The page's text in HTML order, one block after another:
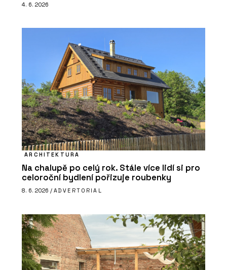
4. 6. 2026
ARCHITEKTURA
Na chalupě po celý rok. Stále více lidí si pro
celoroční bydlení pořizuje roubenky
8. 6. 2026 / ADVERTORIAL